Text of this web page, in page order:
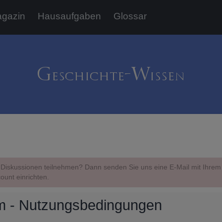
Hausaufgaben Glossar
teilnehmen? Dann senden Sie uns eine E-Mail mit
einrichten.
- Nutzungsbedingungen